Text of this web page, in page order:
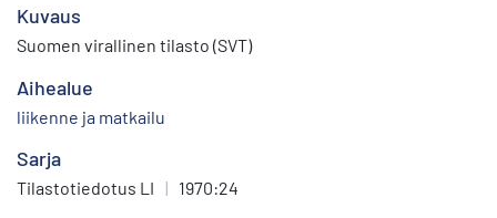
Kuvaus
Suomen virallinen tilasto (SVT)
Aihealue
liikenne ja matkailu
Sarja
Tilastotiedotus LI | 1970:24